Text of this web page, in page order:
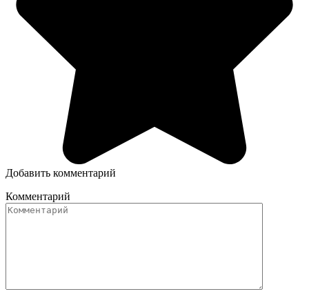
Добавить комментарий
Комментарий